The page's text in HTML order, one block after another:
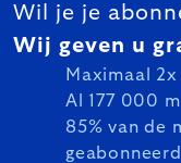
Wil je je
Wij geven u
Maximaal
Al 177 000
85% van de
geabonneerd